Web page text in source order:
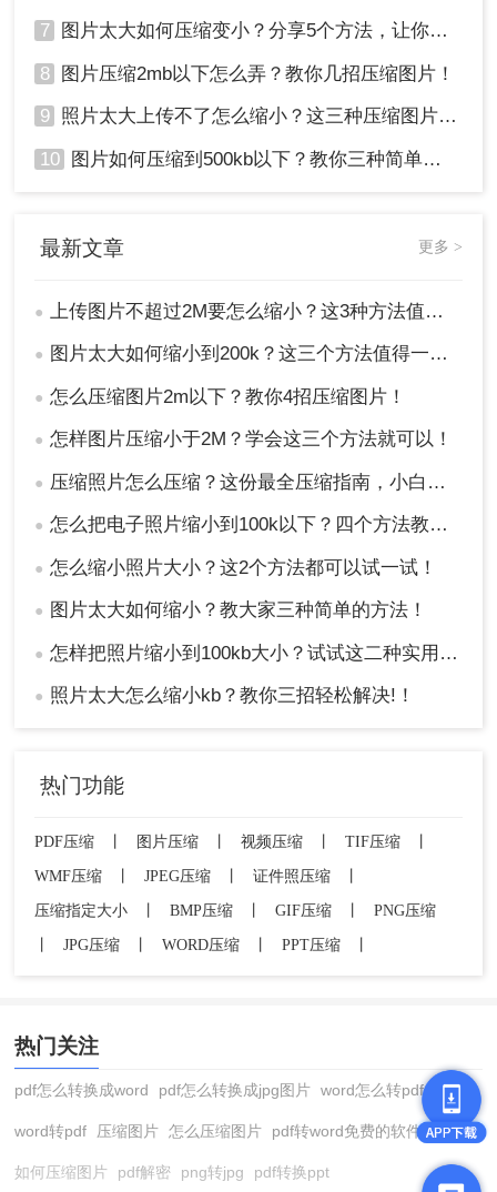
在缩小图片时，要始终注意保持图片的清晰度
对于重要的图片，建议在缩小前进行备份，以
不同平台和工具的压缩效果可能有所不同，可
了，缩小图片至不超过2M大小并不是一件难事，只
要掌握了正确的方法和工具，就能轻松实现。通过
合理调整图片的尺寸、压缩质量和格式，我们可以
在保证图片质量的同时，满足各种上传和分享的需
7 图片太大如何压缩变小？分享5个方法，让你轻松调整图片大小
8 图片压缩2mb以下怎么弄？教你几招压缩图片！
9 照片太大上传不了怎么缩小？这三种压缩图片的方法非常实用！
10 图片如何压缩到500kb以下？教你三种简单方法！
最新文章 更多 >
● 上传图片不超过2M要怎么缩小？这3种方法值得收藏!
● 图片太大如何缩小到200k？这三个方法值得一看！
● 怎么压缩图片2m以下？教你4招压缩图片！
● 怎样图片压缩小于2M？学会这三个方法就可以！
● 压缩照片怎么压缩？这份最全压缩指南，小白也能轻松降80%！
● 怎么把电子照片缩小到100k以下？四个方法教会你！
● 怎么缩小照片大小？这2个方法都可以试一试！
● 图片太大如何缩小？教大家三种简单的方法！
● 怎样把照片缩小到100kb大小？试试这二种实用方法！
● 照片太大怎么缩小kb？教你三招轻松解决!！
热门功能
PDF压缩 图片压缩 视频压缩 TIF压缩
WMF压缩
JPEG压缩 证件照压缩
压缩指定大小
BMP压缩 GIF压缩
PNG压缩
JPG压缩 WORD压缩 PPT压缩
热门关注
pdf怎么转换成word pdf怎么转换成jpg图片 word怎么转pdf
word转pdf 压缩图片 怎么压缩图片 pdf转word免费的软件
如何压缩图片 pdf解密 png转jpg pdf转换ppt